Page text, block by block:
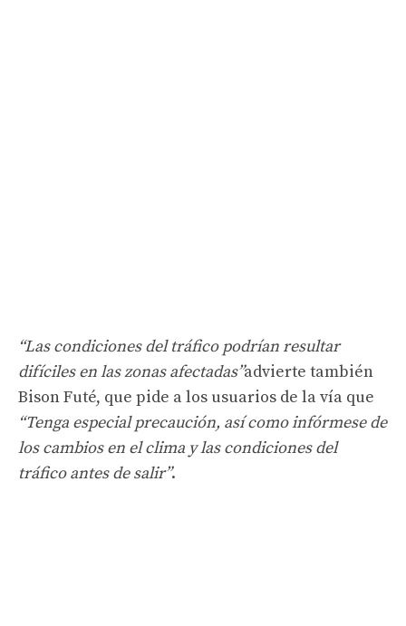
“Las condiciones del tráfico podrían resultar
difíciles en las zonas afectadas”advierte también
Bison Futé, que pide a los usuarios de la vía que
“Tenga especial precaución, así como infórmese de
los cambios en el clima y las condiciones del
tráfico antes de salir”.